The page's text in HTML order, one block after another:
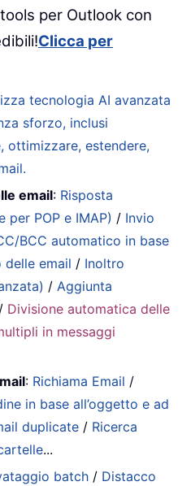
per Outlook con
Clicca per
tecnologia AI avanzata
sforzo, inclusi
ottimizzare, estendere,
email: Risposta
POP e IMAP) / Invio
BCC automatico in base
delle email / Inoltro
/Aggiunta
/ Divisione automatica delle
in messaggi
: Richiama Email /
in base all’oggetto e ad
duplicate / Ricerca
...
batch / Distacco